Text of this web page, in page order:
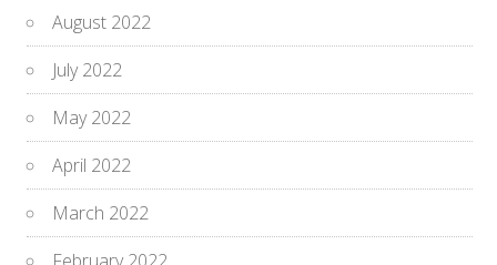
August 2022
July 2022
May 2022
April 2022
March 2022